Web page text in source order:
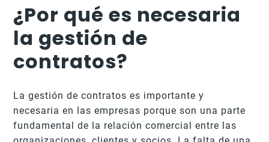
¿Por qué es necesaria
la gestión de
contratos?
La gestión de contratos es importante y
necesaria en las empresas porque son una parte
fundamental de la relación comercial entre las